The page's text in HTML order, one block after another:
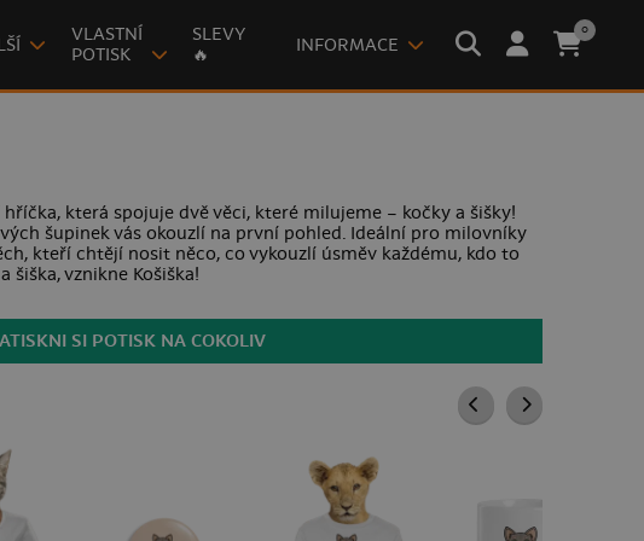
VLASTNÍ
POTISK
SLEVY
🔥
INFORMACE
0
která spojuje dvě věci, které milujeme – kočky a šišky!
šupinek vás okouzlí na první pohled. Ideální pro milovníky
kteří chtějí nosit něco, co vykouzlí úsměv každému, kdo to
šiška, vznikne Košiška!
SI POTISK NA COKOLIV